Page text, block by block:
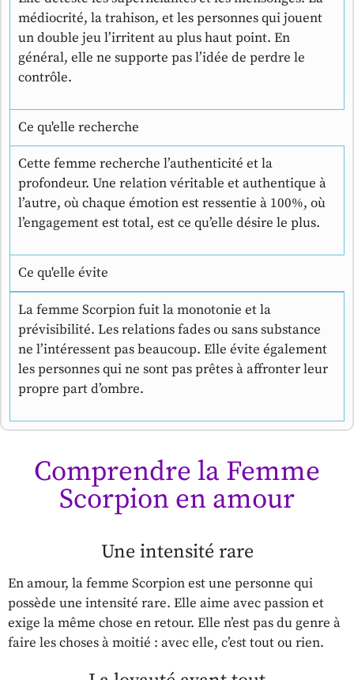
médiocrité, la trahison, et les personnes qui jouent
un double jeu l’irritent au plus haut point. En
général, elle ne supporte pas l’idée de perdre le
contrôle.
Ce qu'elle recherche
Cette femme recherche l’authenticité et la
profondeur. Une relation véritable et authentique à
l’autre, où chaque émotion est ressentie à 100%, où
l’engagement est total, est ce qu’elle désire le plus.
Ce qu'elle évite
La femme Scorpion fuit la monotonie et la
prévisibilité. Les relations fades ou sans substance
ne l’intéressent pas beaucoup. Elle évite également
les personnes qui ne sont pas prêtes à affronter leur
propre part d’ombre.
Comprendre la Femme
Scorpion en amour
Une intensité rare
En amour, la femme Scorpion est une personne qui
possède une intensité rare. Elle aime avec passion et
exige la même chose en retour. Elle n’est pas du genre à
faire les choses à moitié : avec elle, c’est tout ou rien.